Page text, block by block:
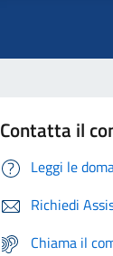
Contatta il
Leggi le
Richiedi
Chiama il